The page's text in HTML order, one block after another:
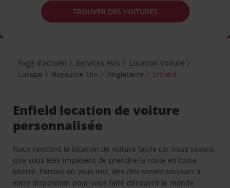
TROUVER DES VOITURES
Page d'accueil Services Avis
Location Voiture
Europe
Royaume-Uni Angleterre Enfield
Enfield location de voiture
personnalisée
Nous rendons la location de voiture facile car nous savons
que vous êtes impatient de prendre la route en toute
liberté. Partout où vous irez, des clés seront toujours à
votre disposition pour vous faire découvrir le monde.